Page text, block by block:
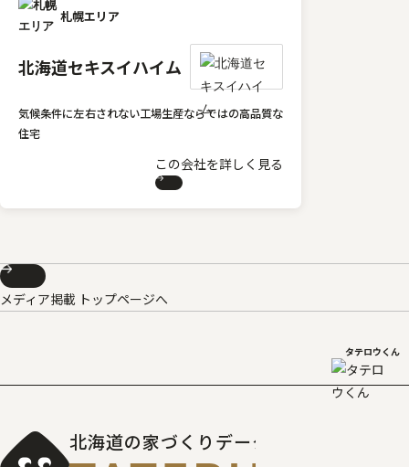
札幌エリア
北海道セキスイハイム
気候条件に左右されない工場生産ならではの高品質な
住宅
この会社を詳しく見る
メディア掲載 トップページへ
タテロウくん
北海道の家づくりデータベース